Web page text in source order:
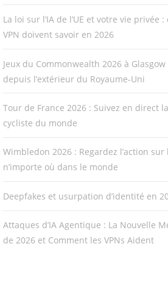
La loi sur l’IA de l’UE et votre vie
VPN doivent savoir en 2026
Jeux du Commonwealth 2026 à
depuis l’extérieur du Royaume-Uni
Tour de France 2026 : Suivez en direct
cycliste du monde
Wimbledon 2026 : Regardez l’action
n’importe où dans le monde
Deepfakes et usurpation d’identité en
Attaques d’IA Agentique : La Nouvelle
de 2026 et Comment les VPNs Aident